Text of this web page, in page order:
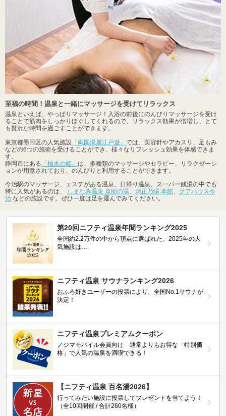
至福の時間！温泉と一緒にマッサージを受けてリラックス
温泉といえば、やっぱりマッサージ！入浴の前後にのんびりマッサージを受け
ることで筋肉をしっかりほぐしてくれるので、リラックス効果が倍増し、とて
も贅沢な時間を過ごすことができます。
東京都墨田区の人気施設 「両国湯屋江戸遊」 では、美容針やアカスリ、足もみ
などの6つの施術を受けることができ、様々なリフレッシュ効果を体感できま
す。
静岡市にある 「柚木の郷」 は、多種類のマッサージやセラピー、リラクゼーシ
ョンが用意されており、のんびりと利用することができます。
今治駅のマッサージ、エステがある温泉、日帰り温泉、スーパー銭湯の中でも
特に人気があるのは、
しまなみ温泉 喜助の湯 清正乃湯 本館
クアハウス今
治 などの施設です。ぜひ一度は足を運んでみてください。
第20回ニフティ温泉年間ランキング2025
全国約2.2万件の中から頂点に選ばれた、2025年の人
気施設は…
ニフティ温泉 サウナランキング2026
おふろ好きユーザーの投票により、全国No.1サウナが
決定！
ニフティ温泉プレミアムクーポン
ノジマモバイル会員向け 通常よりもお得な「特別価
格」で人気の温泉を満喫できる！
【ニフティ温泉 百名湯2026】
行ってみたい施設に投票してプレゼントを当てよう！
（全10回開催 / 合計260名様）